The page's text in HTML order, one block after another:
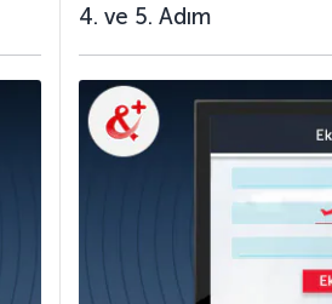
4. ve 5. Adım